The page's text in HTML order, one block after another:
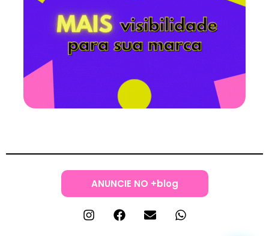
ANUNCIE NO +blog